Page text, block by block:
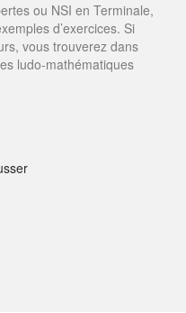
ou NSI en Terminale,
d’exercices. Si
vous trouverez dans
ludo-mathématiques